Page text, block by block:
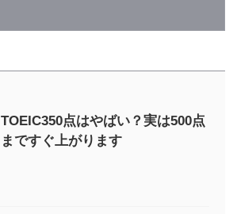
TOEIC350点はやばい？実は500点
まですぐ上がります